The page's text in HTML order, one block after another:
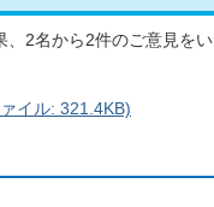
、2名から2件のご意見をい
イル: 321.4KB)